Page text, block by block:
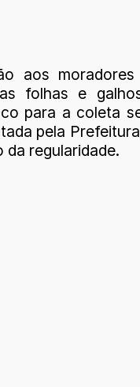
aos
folhas e
para a coleta
pela
da regularidade.